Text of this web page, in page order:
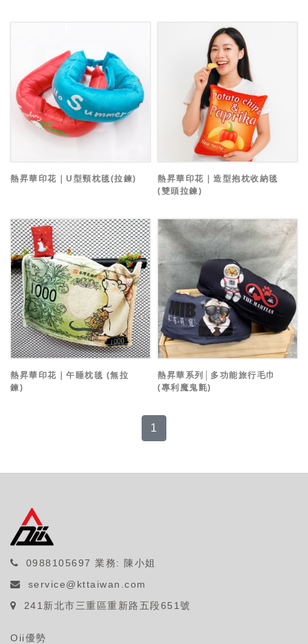
熱昇華印花｜U型頸枕毯(拉鍊)
熱昇華印花｜造型抱枕收納毯
(雙頭拉鍊)
熱昇華印花｜午睡枕毯 (無拉
鍊)
熱昇華系列│多功能旅行毛巾
(專利魔鬼氈)
1
0988105697 業務: 陳小姐
service@kttaiwan.com
241新北市三重區重新路五段651號
Oii優勢